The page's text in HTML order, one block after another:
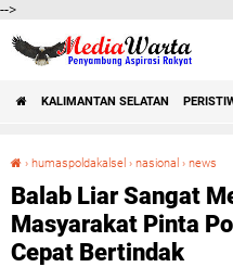
-->
KALIMANTAN SELATAN
› humaspoldakalsel › nasional › news
Balab Liar Sangat
Masyarakat Pinta
Cepat Bertindak